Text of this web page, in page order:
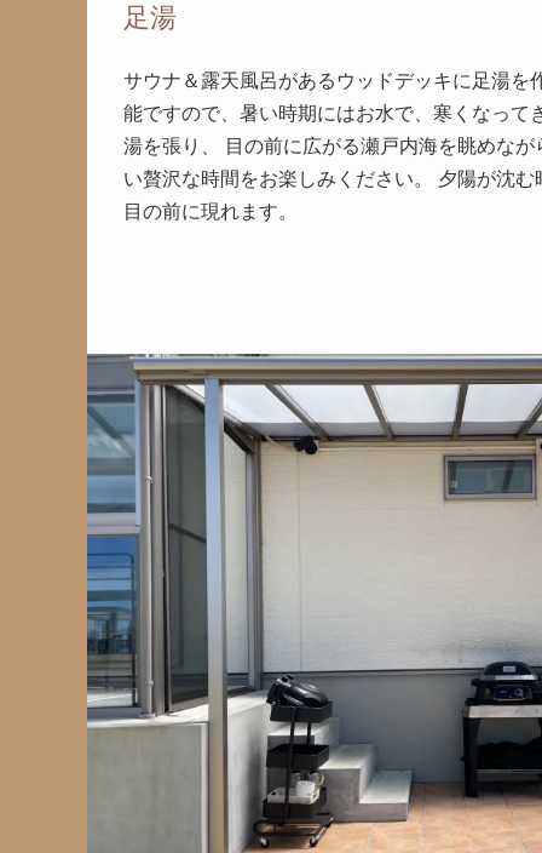
足湯
サウナ＆露天風呂があるウッドデッキに足湯を
能ですので、暑い時期にはお水で、寒くなって
湯を張り、 目の前に広がる瀬戸内海を眺めな
い贅沢な時間をお楽しみください。 夕陽が沈
目の前に現れます。